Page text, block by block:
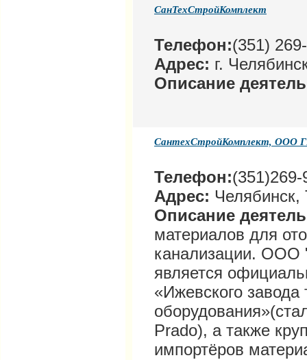
СанТехСтройКомплект
Телефон:(351)
Адрес: г.
Описание
СантехСтройКомплект, ООО
Телефон:
Адрес: Челябинск,
Описание
материалов для
канализации. ООО
является
«Ижевского завода
Prado), а также
импортёров